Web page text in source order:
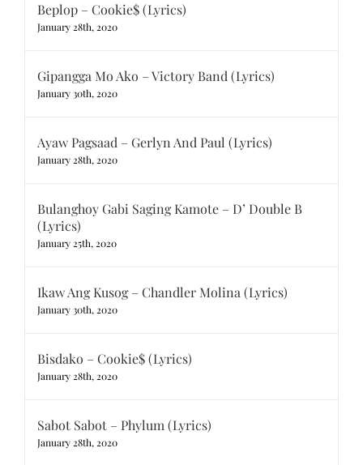
Beplop – Cookie$ (Lyrics)
January 28th, 2020
Gipangga Mo Ako – Victory Band (Lyrics)
January 30th, 2020
Ayaw Pagsaad – Gerlyn And Paul (Lyrics)
January 28th, 2020
Bulanghoy Gabi Saging Kamote – D’ Double B
(Lyrics)
January 25th, 2020
Ikaw Ang Kusog – Chandler Molina (Lyrics)
January 30th, 2020
Bisdako – Cookie$ (Lyrics)
January 28th, 2020
Sabot Sabot – Phylum (Lyrics)
January 28th, 2020